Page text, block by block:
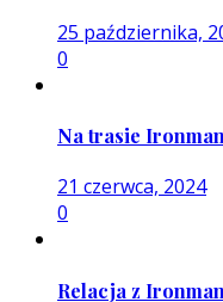
25 października,
0
Na trasie
21 czerwca, 2024
0
Relacja z